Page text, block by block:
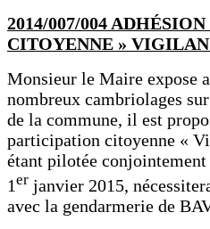
2014/007/004
CITOYENNE »
Monsieur le Maire expose
nombreux cambriolages
de la commune, il est
participation citoyenne «
étant pilotée
1er janvier 2015,
avec la gendarmerie de